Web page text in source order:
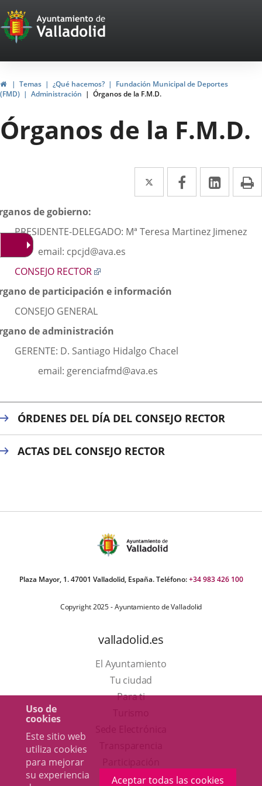
Uso de
cookies
Este sitio web
utiliza cookies
para mejorar
su experiencia
Aceptar todas las cookies
Portal
Web
del
Ayuntamiento
de
Valladolid
InicioTemas ¿Qué hacemos?
Fundación Municipal de Deportes
(FMD)
Administración Órganos de la F.M.D.
Órganos de la F.M.D.
Twitter
Enlace
a
aplicación
Facebook
Enlace
a
aplicación
Enlace
a
de gobierno:
PRESIDENTE-DELEGADO: Mª Teresa Martinez Jimenez
email: cpcjd@ava.es
CONSEJO RECTOR
una
de participación e información
CONSEJO GENERAL
de administración
GERENTE: D. Santiago Hidalgo Chacel
email: gerenciafmd@ava.es
ÓRDENES DEL DÍA DEL CONSEJO RECTOR
ACTAS DEL CONSEJO RECTOR
Plaza Mayor, 1. 47001 Valladolid, España. Teléfono:+34 983 426 100
Copyright 2025 - Ayuntamiento de Valladolid
valladolid.es
El Ayuntamiento
Tu ciudad
Para ti
en aplicación